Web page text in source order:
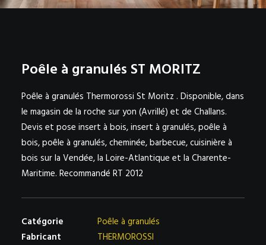
AVRILLÉ ET CHALLANS
Poêle à granulés ST MORITZ
Poêle à granulés Thermorossi St Moritz . Disponible, dans
le magasin de la roche sur yon (Avrillé) et de Challans.
Devis et pose insert à bois, insert à granulés, poêle à
bois, poêle à granulés, cheminée, barbecue, cuisinière à
bois sur la Vendée, la Loire-Atlantique et la Charente-
Maritime. Recommandé RT 2012
Catégorie
Poêle à granulés
Fabricant
THERMOROSSI